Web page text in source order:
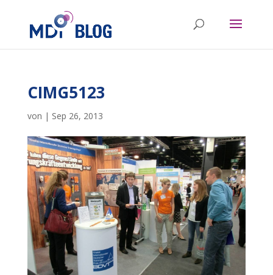
CIMG5123
von | Sep 26, 2013